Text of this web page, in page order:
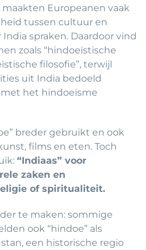
Europeanen vaak
tussen cultuur en
spraken. Daardoor vind
zoals “hindoeïstische
filosofie”, terwijl
uit India bedoeld
het hindoeïsme
breder gebruikt en ook
films en eten. Toch
“Indiaas” voor
zaken en
of spiritualiteit.
te maken: sommige
ook “hindoe” als
een historische regio